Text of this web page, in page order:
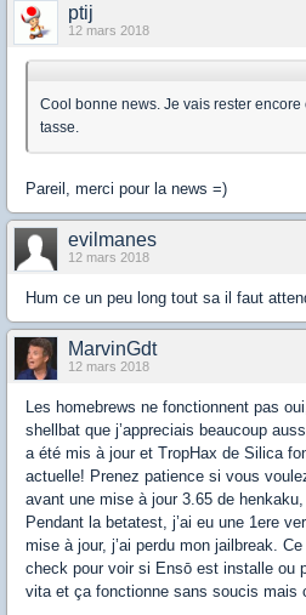
ptij
12 mars 2018
Cool bonne news. Je vais rester
tasse.
Pareil, merci pour la news =)
evilmanes
12 mars 2018
Hum ce un peu long tout sa il faut
MarvinGdt
12 mars 2018
Les homebrews ne fonctionnent pas
shellbat que j’appreciais beaucoup
a été mis à jour et TropHax de Silica
actuelle! Prenez patience si vous
avant une mise à jour 3.65 de
Pendant la betatest, j’ai eu une 1ere
mise à jour, j’ai perdu mon jailbreak.
check pour voir si Ensō est installe ou
vita et ça fonctionne sans soucis mais